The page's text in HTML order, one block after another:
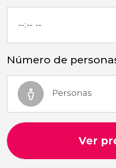
Número de
Personas
Ver